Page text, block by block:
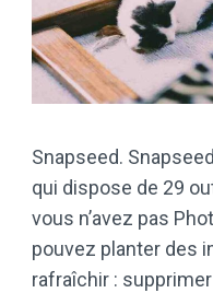
Snapseed.
qui dispose de 29
vous n’avez pas
pouvez planter des
rafraîchir :